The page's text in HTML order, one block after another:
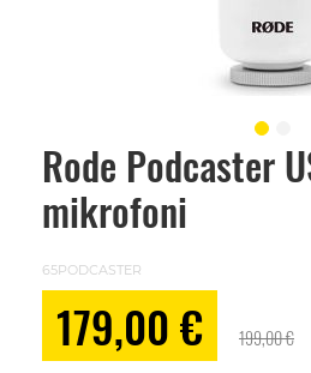
Rode Podcaster
mikrofoni
65PODCASTER
179,00 € 199,00 €
Skip
beginning
images
gallery